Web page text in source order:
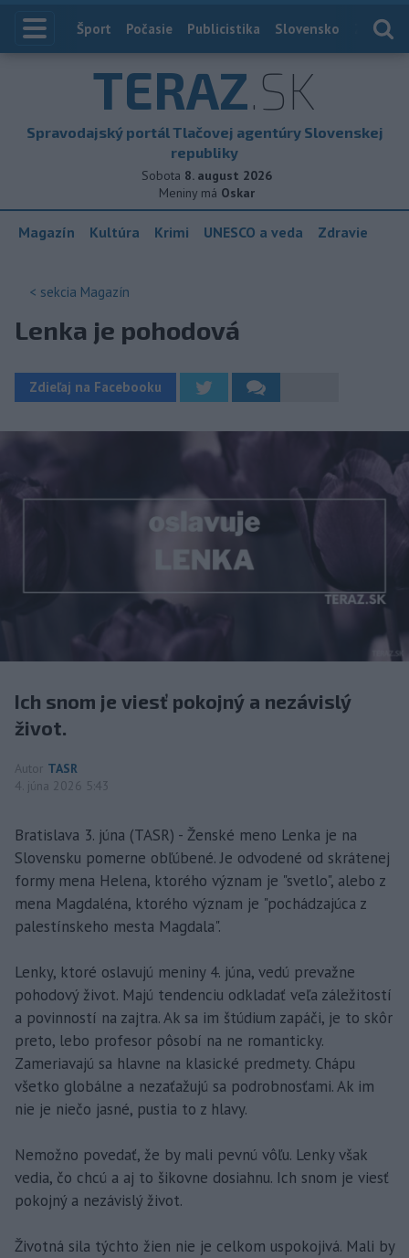
Index
Šport Počasie Publicistika Slovensko
TERAZ.SK
Spravodajský portál Tlačovej agentúry Slovenskej
republiky
Sobota 8. august 2026
Meniny má Oskar
Magazín Kultúra Krimi UNESCO a veda Zdravie
< sekcia Magazín
Lenka je pohodová
Zdieľaj na Facebooku
Ich snom je viesť pokojný a nezávislý
život.
Autor TASR
4. júna 2026 5:43
Bratislava 3. júna (TASR) - Ženské meno Lenka je na
Slovensku pomerne obľúbené. Je odvodené od skrátenej
formy mena Helena, ktorého význam je "svetlo", alebo z
mena Magdaléna, ktorého význam je "pochádzajúca z
palestínskeho mesta Magdala".
Lenky, ktoré oslavujú meniny 4. júna, vedú prevažne
pohodový život. Majú tendenciu odkladať veľa záležitostí
a povinností na zajtra. Ak sa im štúdium zapáči, je to skôr
preto, lebo profesor pôsobí na ne romanticky.
Zameriavajú sa hlavne na klasické predmety. Chápu
všetko globálne a nezaťažujú sa podrobnosťami. Ak im
nie je niečo jasné, pustia to z hlavy.
Nemožno povedať, že by mali pevnú vôľu. Lenky však
vedia, čo chcú a aj to šikovne dosiahnu. Ich snom je viesť
pokojný a nezávislý život.
Životná sila týchto žien nie je celkom uspokojivá. Mali by